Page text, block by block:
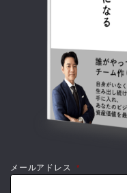
メールアドレス *